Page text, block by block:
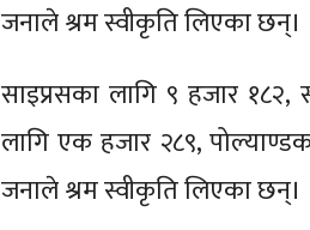
जनाले श्रम स्वीकृति लिएका छन्।
साइप्रसका लागि ९ हजार १८२,
लागि एक हजार २८९,
जनाले श्रम स्वीकृति लिएका छन्।